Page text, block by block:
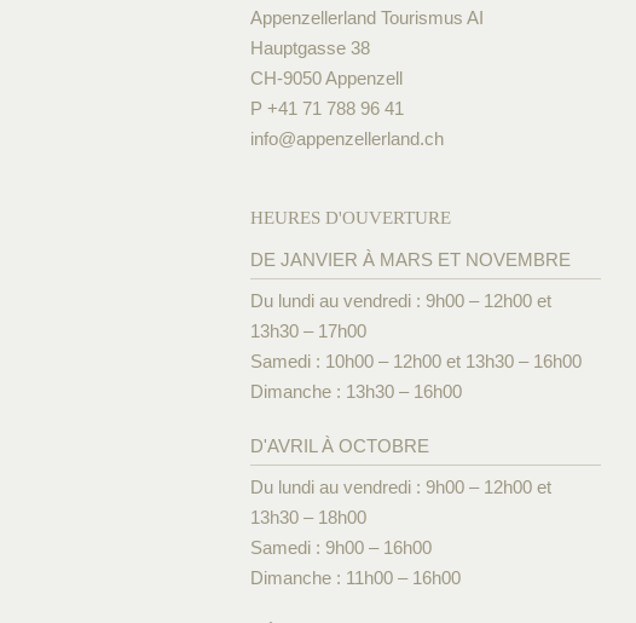
Appenzellerland Tourismus AI
Hauptgasse 38
CH-9050 Appenzell
P +41 71 788 96 41
info@appenzellerland.ch
HEURES D'OUVERTURE
DE JANVIER À MARS ET NOVEMBRE
Du lundi au vendredi : 9h00 – 12h00 et
13h30 – 17h00
Samedi : 10h00 – 12h00 et 13h30 – 16h00
Dimanche : 13h30 – 16h00
D'AVRIL À OCTOBRE
Du lundi au vendredi : 9h00 – 12h00 et
13h30 – 18h00
Samedi : 9h00 – 16h00
Dimanche : 11h00 – 16h00